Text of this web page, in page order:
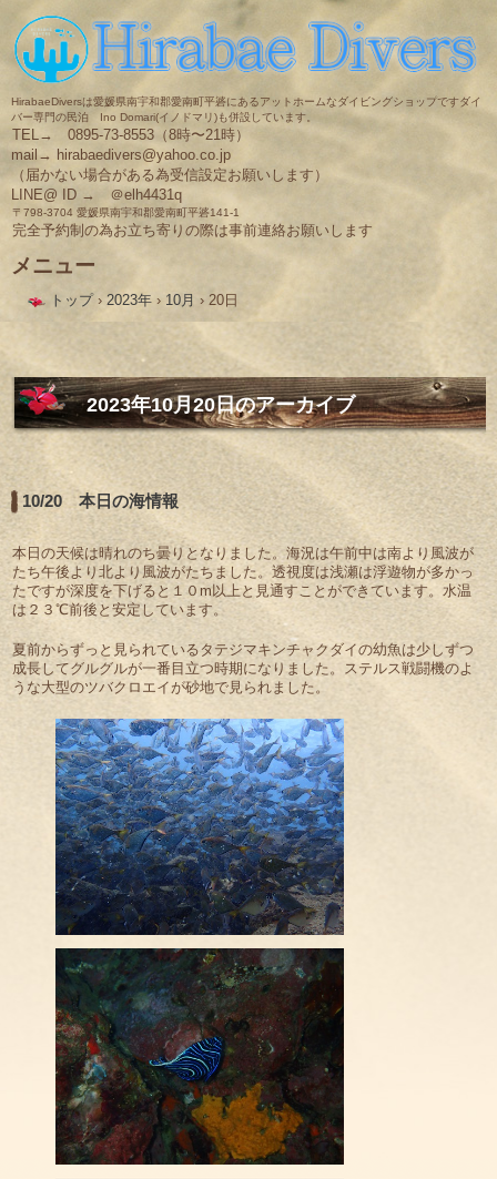
HirabaeDiversは愛媛県南宇和郡愛南町平碆にあるアットホームなダイビングショップですダイ
バー専門の民泊 Ino Domari(イノドマリ)も併設しています。
TEL→ 0895-73-8553（8時〜21時）
mail→ hirabaedivers@yahoo.co.jp
（届かない場合がある為受信設定お願いします）
LINE@ ID → ＠elh4431q
〒798-3704 愛媛県南宇和郡愛南町平碆141-1
完全予約制の為お立ち寄りの際は事前連絡お願いします
メニュー
へ
ス
キ
ッ
プ
トップ › 2023年 › 10月 › 20日
2023年10月20日のアーカイブ
10/20 本日の海情報
本日の天候は晴れのち曇りとなりました。海況は午前中は南より風波が
たち午後より北より風波がたちました。透視度は浅瀬は浮遊物が多かっ
たですが深度を下げると１０m以上と見通すことができています。水温
は２３℃前後と安定しています。
夏前からずっと見られているタテジマキンチャクダイの幼魚は少しずつ
成長してグルグルが一番目立つ時期になりました。ステルス戦闘機のよ
うな大型のツバクロエイが砂地で見られました。